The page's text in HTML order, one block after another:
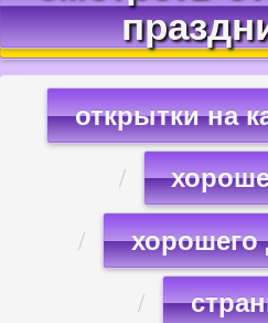
открытки на
хорошего